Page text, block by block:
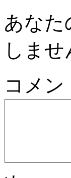
あなた
しませ
コメン